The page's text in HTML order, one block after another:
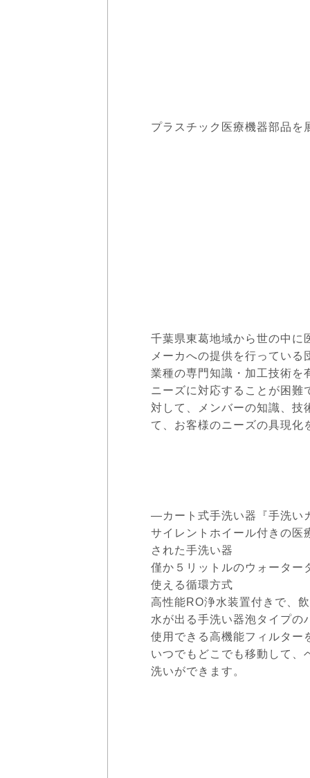
プラスチック医療機器部品を
千葉県東葛地域から世の中に
メーカへの提供を行っている
業種の専門知識・加工技術を
ニーズに対応することが困難
対して、メンバーの知識、技
て、お客様のニーズの具現化
—カート式手洗い器『手洗い
サイレントホイール付きの医
された手洗い器
僅か５リットルのウォーター
使える循環方式
高性能RO浄水装置付きで、
水が出る手洗い器泡タイプの
使用できる高機能フィルター
いつでもどこでも移動して、
洗いができます。